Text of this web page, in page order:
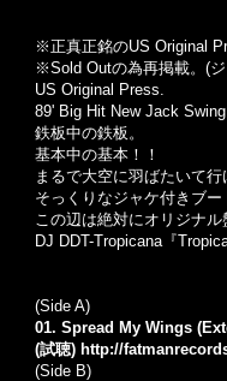
※正真正銘のUS Original
※Sold Outの為再掲載。 (
US Original Press.
89' Big Hit New Jack
鉄板中の鉄板。
基本中の基本！！
まるで大空に羽ばたいて
そっくりなジャケ付きブ
この辺は絶対にオリジナル
DJ DDT-Tropicana『
(Side A)
01. Spread My Wings
(試聴) http://
(Side B)